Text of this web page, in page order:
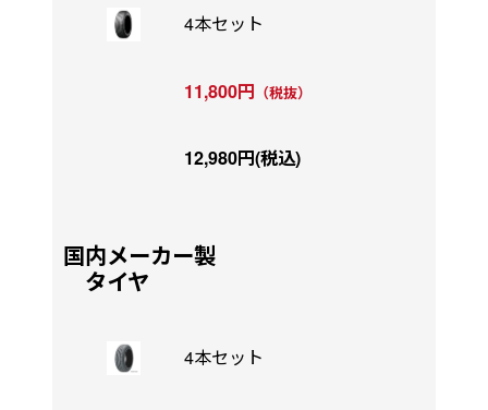
4本セット
11,800円 （税抜）
12,980円(税込)
国内メーカー製
タイヤ
4本セット